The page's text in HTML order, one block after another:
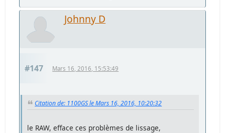
Johnny D
#147 Mars 16, 2016, 15:53:49
Citation de: 1100GS le Mars 16, 2016, 10:20:32
le RAW, efface ces problèmes de lissage,